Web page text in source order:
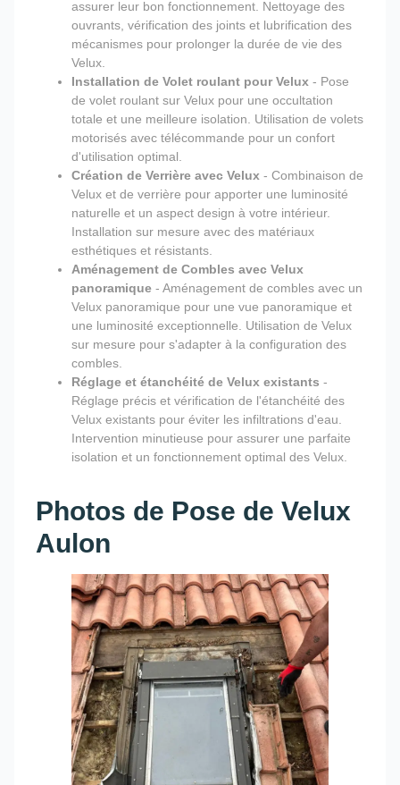
assurer leur bon fonctionnement. Nettoyage des
ouvrants, vérification des joints et lubrification des
mécanismes pour prolonger la durée de vie des
Velux.
Installation de Volet roulant pour Velux - Pose
de volet roulant sur Velux pour une occultation
totale et une meilleure isolation. Utilisation de volets
motorisés avec télécommande pour un confort
d'utilisation optimal.
Création de Verrière avec Velux - Combinaison de
Velux et de verrière pour apporter une luminosité
naturelle et un aspect design à votre intérieur.
Installation sur mesure avec des matériaux
esthétiques et résistants.
Aménagement de Combles avec Velux
panoramique - Aménagement de combles avec un
Velux panoramique pour une vue panoramique et
une luminosité exceptionnelle. Utilisation de Velux
sur mesure pour s'adapter à la configuration des
combles.
Réglage et étanchéité de Velux existants -
Réglage précis et vérification de l'étanchéité des
Velux existants pour éviter les infiltrations d'eau.
Intervention minutieuse pour assurer une parfaite
isolation et un fonctionnement optimal des Velux.
Photos de Pose de Velux
Aulon